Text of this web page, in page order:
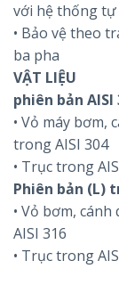
với hệ thống
• Bảo vệ theo
ba pha
VẬT LIỆU
phiên bản AISI
• Vỏ máy bơm,
trong AISI 304
• Trục trong
Phiên bản (L)
• Vỏ bơm,
AISI 316
• Trục trong